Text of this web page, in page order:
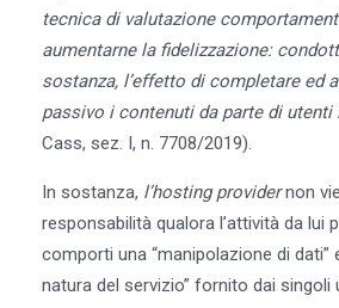
tecnica di valutazione
aumentarne la fidelizzazione:
sostanza, l’effetto di completare ed
passivo i contenuti da parte di utenti
Cass, sez. I, n. 7708/2019).
In sostanza, l’hosting providernon
responsabilità qualora l’attività da lui
comporti una “manipolazione di dati”
natura del servizio” fornito dai singoli